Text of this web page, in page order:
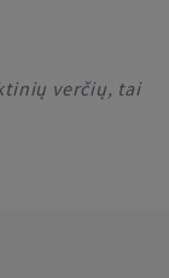
verčių, tai